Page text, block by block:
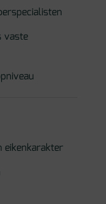
vaste